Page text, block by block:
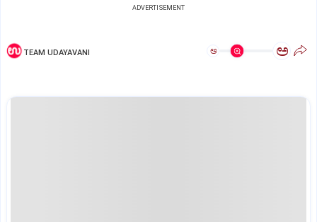
ADVERTISEMENT
TEAM UDAYAVANI ಅ ಅ